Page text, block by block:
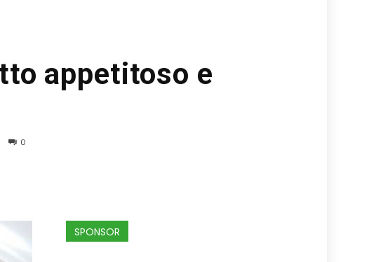
appetitoso e
0
SPONSOR